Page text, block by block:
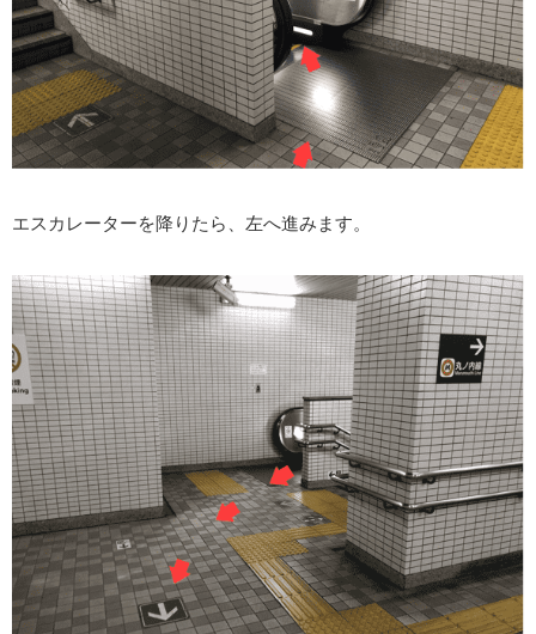
エスカレーターを降りたら、左へ進みます。